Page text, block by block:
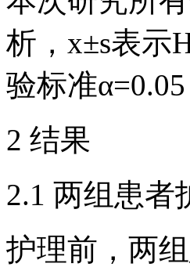
析，x±s表示
验标准
2 结果
2.1 两组患者
护理前，两